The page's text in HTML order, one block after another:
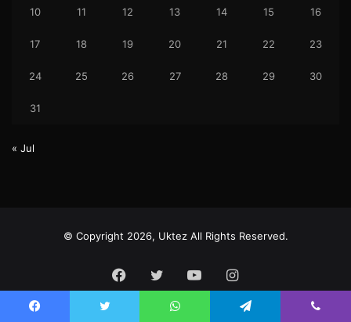
10 11 12 13 14 15 16
17 18 19 20 21 22 23
24 25 26 27 28 29 30
31
« Jul
© Copyright 2026, Uktez All Rights Reserved.
Facebook
Twitter YouTubeInstagram